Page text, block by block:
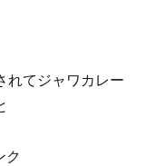
れてジャワカレー
ク